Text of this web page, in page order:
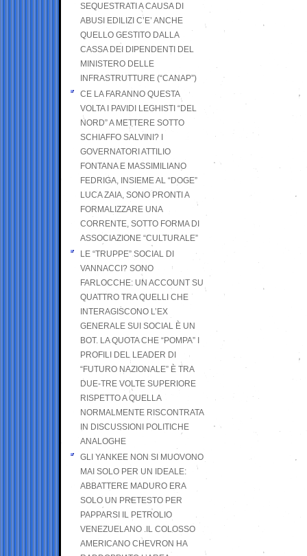
SEQUESTRATI A CAUSA DI
ABUSI EDILIZI C’E’ ANCHE
QUELLO GESTITO DALLA
CASSA DEI DIPENDENTI DEL
MINISTERO DELLE
INFRASTRUTTURE (“CANAP”)
CE LA FARANNO QUESTA
VOLTA I PAVIDI LEGHISTI “DEL
NORD” A METTERE SOTTO
SCHIAFFO SALVINI? I
GOVERNATORI ATTILIO
FONTANA E MASSIMILIANO
FEDRIGA, INSIEME AL “DOGE”
LUCA ZAIA, SONO PRONTI A
FORMALIZZARE UNA
CORRENTE, SOTTO FORMA DI
ASSOCIAZIONE “CULTURALE”
LE “TRUPPE” SOCIAL DI
VANNACCI? SONO
FARLOCCHE: UN ACCOUNT SU
QUATTRO TRA QUELLI CHE
INTERAGISCONO L’EX
GENERALE SUI SOCIAL È UN
BOT. LA QUOTA CHE “POMPA” I
PROFILI DEL LEADER DI
“FUTURO NAZIONALE” È TRA
DUE-TRE VOLTE SUPERIORE
RISPETTO A QUELLA
NORMALMENTE RISCONTRATA
IN DISCUSSIONI POLITICHE
ANALOGHE
GLI YANKEE NON SI MUOVONO
MAI SOLO PER UN IDEALE:
ABBATTERE MADURO ERA
SOLO UN PRETESTO PER
PAPPARSI IL PETROLIO
VENEZUELANO .IL COLOSSO
AMERICANO CHEVRON HA